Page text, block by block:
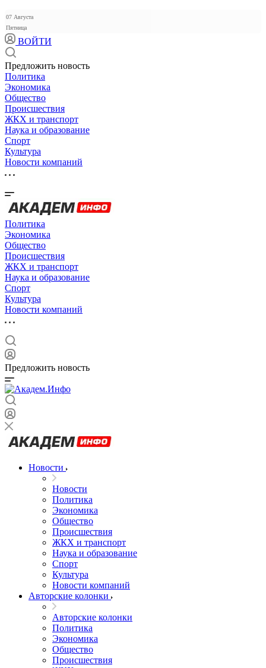
07 Августа
Пятница
ВОЙТИ
Предложить новость
Политика
Экономика
Общество
Происшествия
ЖКХ и транспорт
Наука и образование
Спорт
Культура
Новости компаний
Политика
Экономика
Общество
Происшествия
ЖКХ и транспорт
Наука и образование
Спорт
Культура
Новости компаний
Предложить новость
Новости
Новости
Политика
Экономика
Общество
Происшествия
ЖКХ и транспорт
Наука и образование
Спорт
Культура
Новости компаний
Авторские колонки
Авторские колонки
Политика
Экономика
Общество
Происшествия